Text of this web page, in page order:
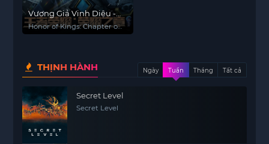
Vương Giả Vinh Diệu -
Vinh Diệu Chi Chương:
Thành Toái Nguyệt
Honor of Kings: Chapter of
THỊNH HÀNH Ngày Tuần Tháng Tất cả
Secret Level
Secret Level